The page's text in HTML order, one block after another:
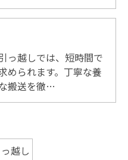
っ越しでは、短時間で
められます。丁寧な養
搬送を徹…
越し